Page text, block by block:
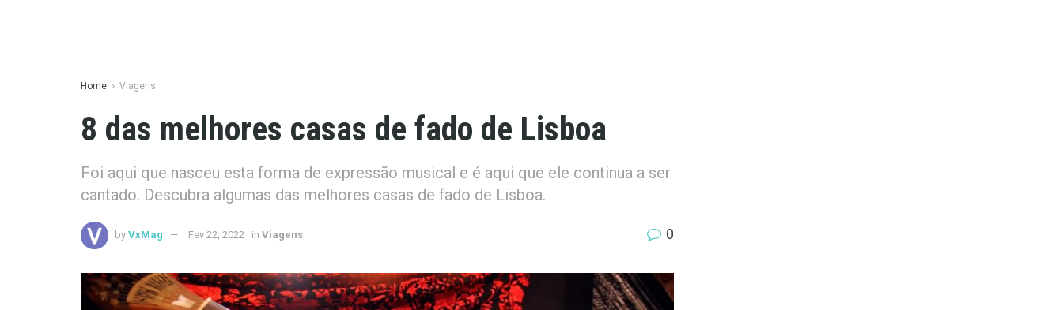
Home Viagens
8 das melhores casas de fado de Lisboa
Foi aqui que nasceu esta forma de expressão musical e é aqui que ele continua a ser
cantado. Descubra algumas das melhores casas de fado de Lisboa.
by VxMag Fev 22, 2022 in Viagens 0